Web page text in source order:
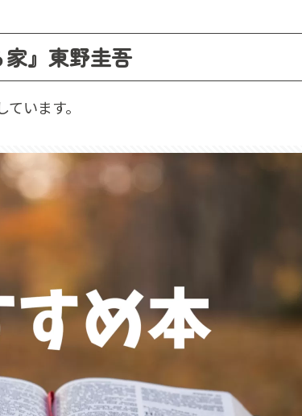
家』東野圭吾
います。